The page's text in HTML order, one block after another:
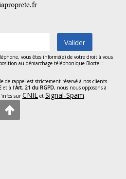
Valider
vous êtes informé(e) de votre droit à vous
au démarchage téléphonique Bloctel :
de rappel est strictement réservé à nos clients.
et à l'Art. 21 du RGPD, nous nous opposons à
surCNIL et Signal-Spam.